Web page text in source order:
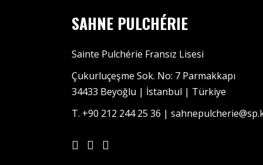
SAHNE PULCHÉRIE
Sainte Pulchérie Fransız Lisesi
Çukurluçeşme Sok. No: 7 Parmakkapı
34433 Beyoğlu | İstanbul | Türkiye
T. +90 212 244 25 36 |